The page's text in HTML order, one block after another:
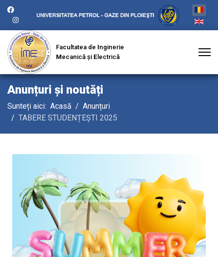
Facultatea de Inginerie
Mecanică și E lectrică
Anunțuri și noutăți
Sunteți aici: Acasă
Anunțuri
TABERE STUDENȚEȘTI 2025